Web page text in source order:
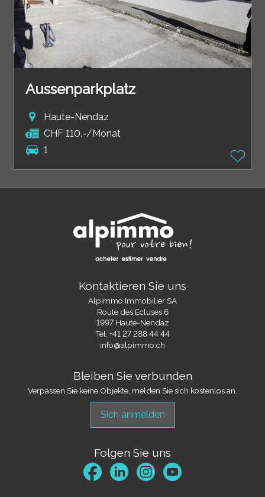
Aussenparkplatz
Haute-Nendaz
CHF 110.-/Monat
1
Kontaktieren Sie uns
Alpimmo Immobilier SA
Route des Ecluses 6
1997 Haute-Nendaz
Tel. +41 27 288 44 44
info@alpimmo.ch
Bleiben Sie verbunden
Verpassen Sie keine Objekte, melden Sie sich kostenlos an.
Sich anmelden
Folgen Sie uns